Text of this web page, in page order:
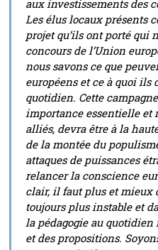
aux investissements des
Les élus locaux présents
projet qu’ils ont porté qui
concours de l’Union
nous savons ce que
européens et ce à quoi
quotidien. Cette
importance essentielle et
alliés, devra être à la
de la montée du
attaques de puissances
relancer la conscience
clair, il faut plus et mieux
toujours plus instable et
la pédagogie au
et des propositions.